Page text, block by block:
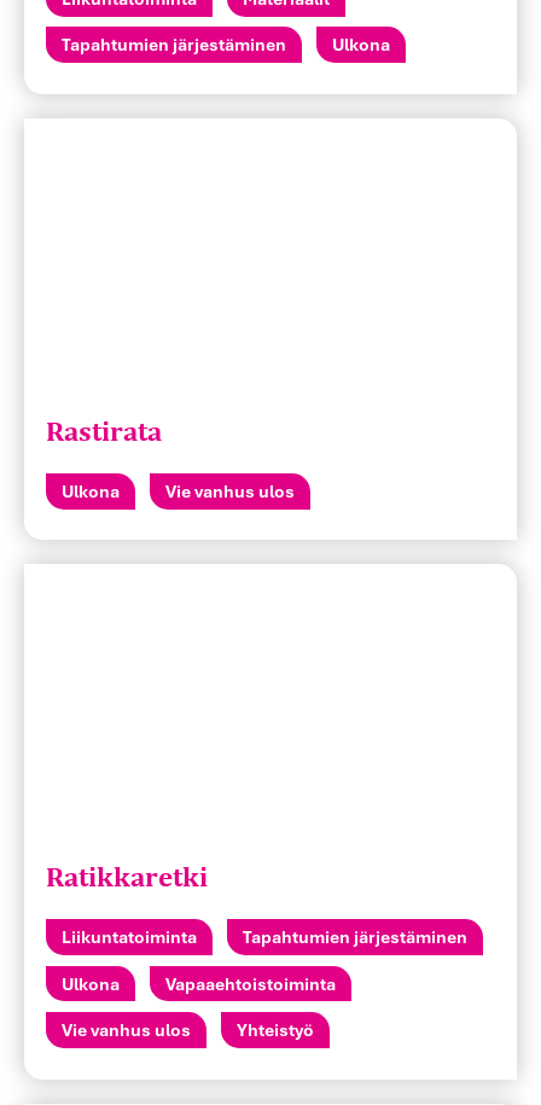
Tapahtumien järjestäminen Ulkona
Rastirata
Ulkona Vie vanhus ulos
Ratikkaretki
Liikuntatoiminta Tapahtumien järjestäminen
Ulkona Vapaaehtoistoiminta
Vie vanhus ulos Yhteistyö